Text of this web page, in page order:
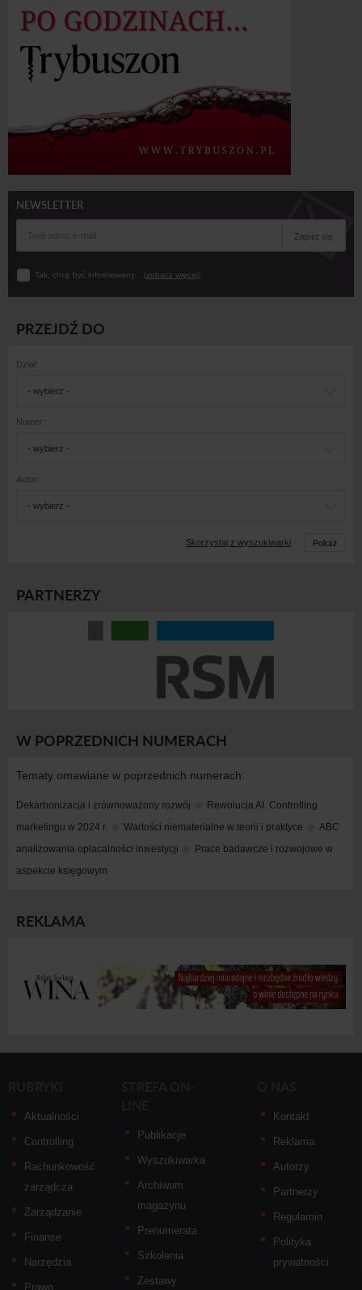
NEWSLETTER
Zapisz się
Tak, chcę być informowany... (zobacz więcej)
PRZEJDŹ DO
Dział:
- wybierz -
Numer:
- wybierz -
Autor:
- wybierz -
Skorzystaj z wyszukiwarki Pokaż
PARTNERZY
W POPRZEDNICH NUMERACH
Tematy omawiane w poprzednich numerach:
Dekarbonizacja i zrównoważony rozwój
Rewolucja AI. Controlling
marketingu w 2024 r.
Wartości niematerialne w teorii i praktyce
ABC
analizowania opłacalności inwestycji
Prace badawcze i rozwojowe w
aspekcie księgowym
REKLAMA
Aktualności
Controlling
Rachunkowość
zarządcza
Zarządzanie
Finanse
Narzędzia
Prawo
Publikacje
Wyszukiwarka
Archiwum
magazynu
Prenumerata
Szkolenia
Zestawy
Kontakt
Reklama
Autorzy
Partnerzy
Regulamin
Polityka
prywatności